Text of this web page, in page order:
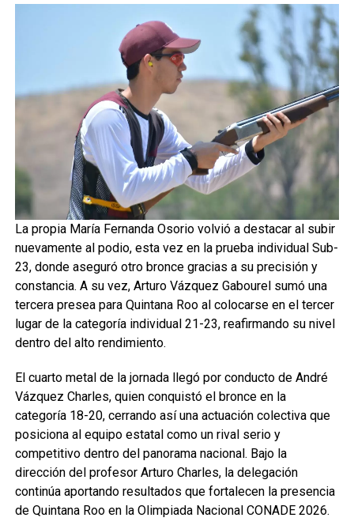
La propia María Fernanda Osorio volvió a destacar al subir
nuevamente al podio, esta vez en la prueba individual Sub-
23, donde aseguró otro bronce gracias a su precisión y
constancia. A su vez, Arturo Vázquez Gabourel sumó una
tercera presea para Quintana Roo al colocarse en el tercer
lugar de la categoría individual 21-23, reafirmando su nivel
dentro del alto rendimiento.
El cuarto metal de la jornada llegó por conducto de André
Vázquez Charles, quien conquistó el bronce en la
categoría 18-20, cerrando así una actuación colectiva que
posiciona al equipo estatal como un rival serio y
competitivo dentro del panorama nacional. Bajo la
dirección del profesor Arturo Charles, la delegación
continúa aportando resultados que fortalecen la presencia
de Quintana Roo en la Olimpiada Nacional CONADE 2026.